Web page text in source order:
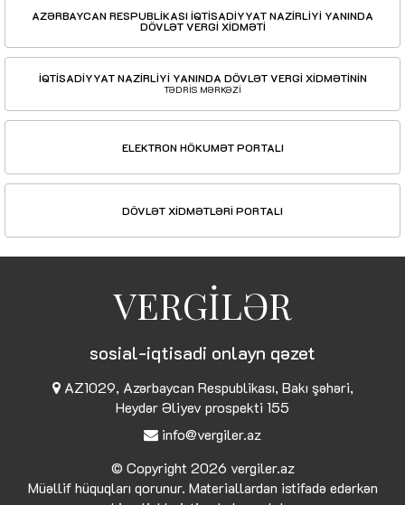
AZƏRBAYCAN RESPUBLİKASI İQTİSADİYYAT NAZİRLİYİ YANINDA
DÖVLƏT VERGİ XİDMƏTİ
İQTİSADİYYAT NAZİRLİYİ YANINDA DÖVLƏT VERGİ XİDMƏTİNİN
TƏDRİS MƏRKƏZİ
ELEKTRON HÖKUMƏT PORTALI
DÖVLƏT XİDMƏTLƏRİ PORTALI
VERGİLƏR
sosial-iqtisadi onlayn qəzet
AZ1029, Azərbaycan Respublikası, Bakı şəhəri,
Heydər Əliyev prospekti 155
info@vergiler.az
© Copyright 2026 vergiler.az
Müəllif hüquqları qorunur. Materiallardan istifadə edərkən